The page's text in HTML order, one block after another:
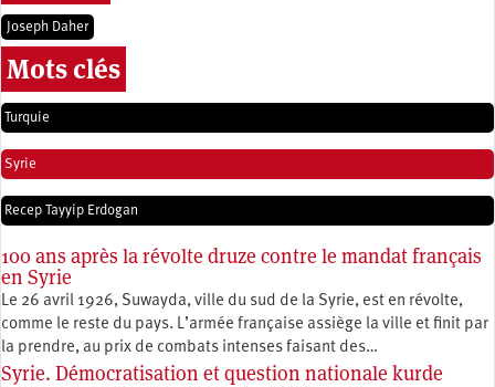
Joseph Daher
Mots clés
Turquie
Syrie
Recep Tayyip Erdogan
100 ans après la révolte druze contre le mandat français
en Syrie
Le 26 avril 1926, Suwayda, ville du sud de la Syrie, est en révolte,
comme le reste du pays. L’armée française assiège la ville et finit par
la prendre, au prix de combats intenses faisant des…
Syrie. Démocratisation et question nationale kurde